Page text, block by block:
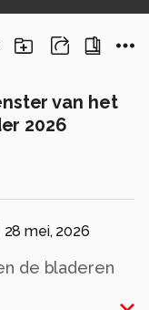
van het
2026
28 mei, 2026
de bladeren